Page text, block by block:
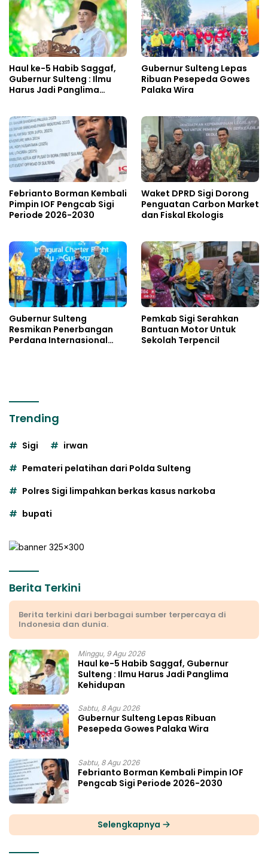
Haul ke-5 Habib Saggaf,
Gubernur Sulteng : Ilmu
Harus Jadi Panglima
Gubernur Sulteng Lepas
Ribuan Pesepeda Gowes
Palaka Wira
Febrianto Borman Kembali
Pimpin IOF Pengcab Sigi
Periode 2026-2030
Waket DPRD Sigi Dorong
Penguatan Carbon Market
dan Fiskal Ekologis
Gubernur Sulteng
Resmikan Penerbangan
Perdana Internasional
Pemkab Sigi Serahkan
Bantuan Motor Untuk
Sekolah Terpencil
Trending
Sigi
irwan
Pemateri pelatihan dari Polda Sulteng
Polres Sigi limpahkan berkas kasus narkoba
bupati
Berita Terkini
Berita terkini dari berbagai sumber terpercaya di
Indonesia dan dunia.
Minggu, 9 Agu 2026
Haul ke-5 Habib Saggaf, Gubernur
Sulteng : Ilmu Harus Jadi Panglima
Kehidupan
Sabtu, 8 Agu 2026
Gubernur Sulteng Lepas Ribuan
Pesepeda Gowes Palaka Wira
Sabtu, 8 Agu 2026
Febrianto Borman Kembali Pimpin IOF
Pengcab Sigi Periode 2026-2030
Selengkapnya